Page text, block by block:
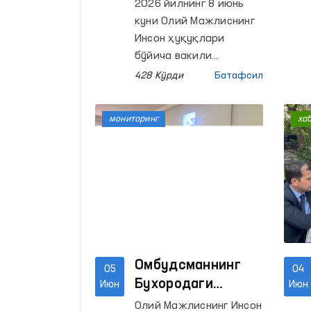
лойиҳалари
координатори
ўртасидаги
ҳамкорлик
муҳокама қилинди
2026 йилнинг 8 июнь
куни Олий Мажлиснинг
Инсон ҳуқуқлари
бўйича вакили
(омбудсман) Феруза
Ўзбекистондаги
лойиҳалари
428 Кўрди Батафсил
05
Июн
Омбудсманнинг
Бухородаги
минтақавий
Олий Мажлиснинг Инсон
мониторинг
04
Июн